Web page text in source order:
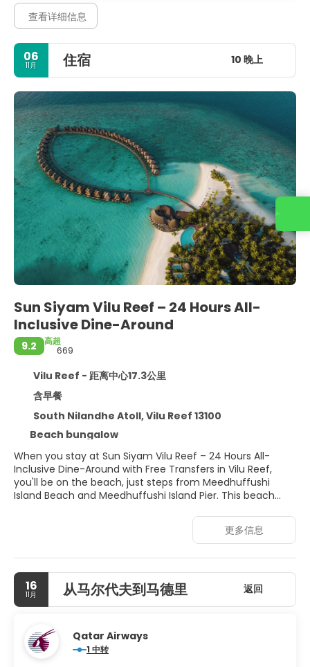
查看详细信息
06
11月 住宿 10 晚上
Sun Siyam Vilu Reef – 24 Hours All-
Inclusive Dine-Around
9.2
高超
669
Vilu Reef - 距离中心17.3公里
含早餐
South Nilandhe Atoll, Vilu Reef 13100
Beach bungalow
When you stay at Sun Siyam Vilu Reef – 24 Hours All-
Inclusive Dine-Around with Free Transfers in Vilu Reef,
you'll be on the beach, just steps from Meedhuffushi
Island Beach and Meedhuffushi Island Pier. This beach
Relax at the full-service spa, where you can enjoy
massages, body treatments, and facials. If you're looking
for recreational opportunities, you'll find an outdoor pool,
a hot tub, and an outdoor tennis court. This resort also
features complimentary wireless internet access,
Make yourself at home in one of the 103 air-conditioned
rooms featuring minibars and DVD players. Rooms have
更多信息
16
11月 从马尔代夫到马德里 返回
Qatar Airways
1 中转
联系我们